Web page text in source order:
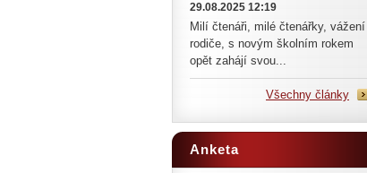
29.08.2025 12:19
Milí čtenáři, milé čtenářky, vážení
rodiče, s novým školním rokem
opět zahájí svou...
Všechny články
Anketa